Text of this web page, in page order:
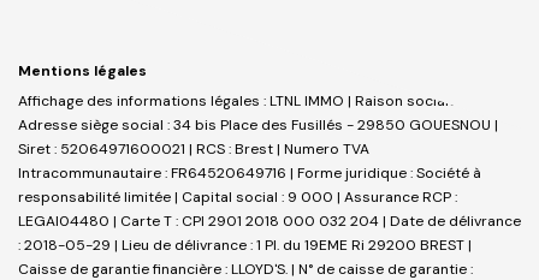
Mentions légales
Affichage des informations légales : LTNL IMMO | Raison sociale : LTNL |
Adresse siège social : 34 bis Place des Fusillés - 29850 GOUESNOU |
Siret : 52064971600021 | RCS : Brest | Numero TVA
Intracommunautaire : FR64520649716 | Forme juridique : Société à
responsabilité limitée | Capital social : 9 000 | Assurance RCP :
LEGAI04480 | Carte T : CPI 2901 2018 000 032 204 | Date de délivrance
: 2018-05-29 | Lieu de délivrance : 1 Pl. du 19EME Ri 29200 BREST |
Caisse de garantie financière : LLOYD'S. | N° de caisse de garantie :